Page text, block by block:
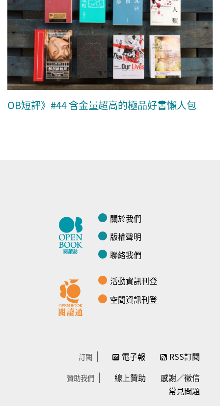
OB短評》#44 含金量超高的極品好書懶人包
關於我們
版權聲明
聯絡我們
活動資訊刊登
空間資訊刊登
訂閱 電子報 RSS訂閱
贊助我們 線上贊助
感謝／徵信
常見問題